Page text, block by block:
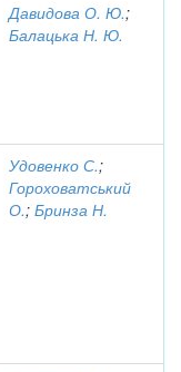
Давидова О. Ю.;
Балацька Н. Ю.
Удовенко С.;
Гороховатський
О.; Бринза Н.